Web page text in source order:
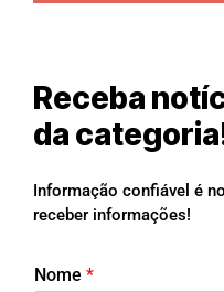
Receba
da
Informação confiável é
receber informações!
Nome *